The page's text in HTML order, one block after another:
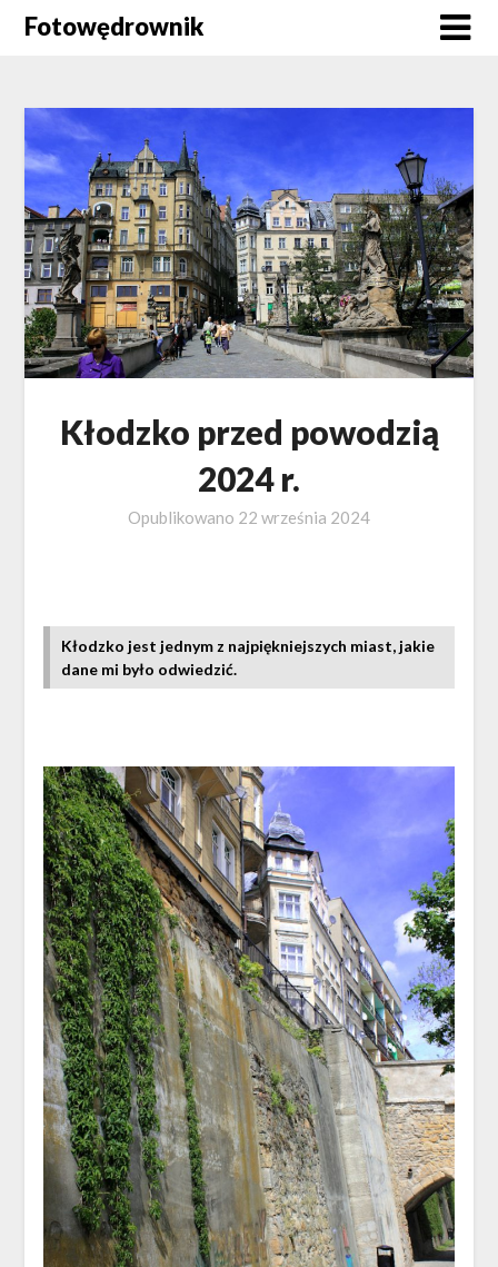
SkipFotowędrownik
Kłodzko przed powodzią
2024 r.
Opublikowano 22 września 2024
Kłodzko jest jednym z najpiękniejszych miast, jakie
dane mi było odwiedzić.